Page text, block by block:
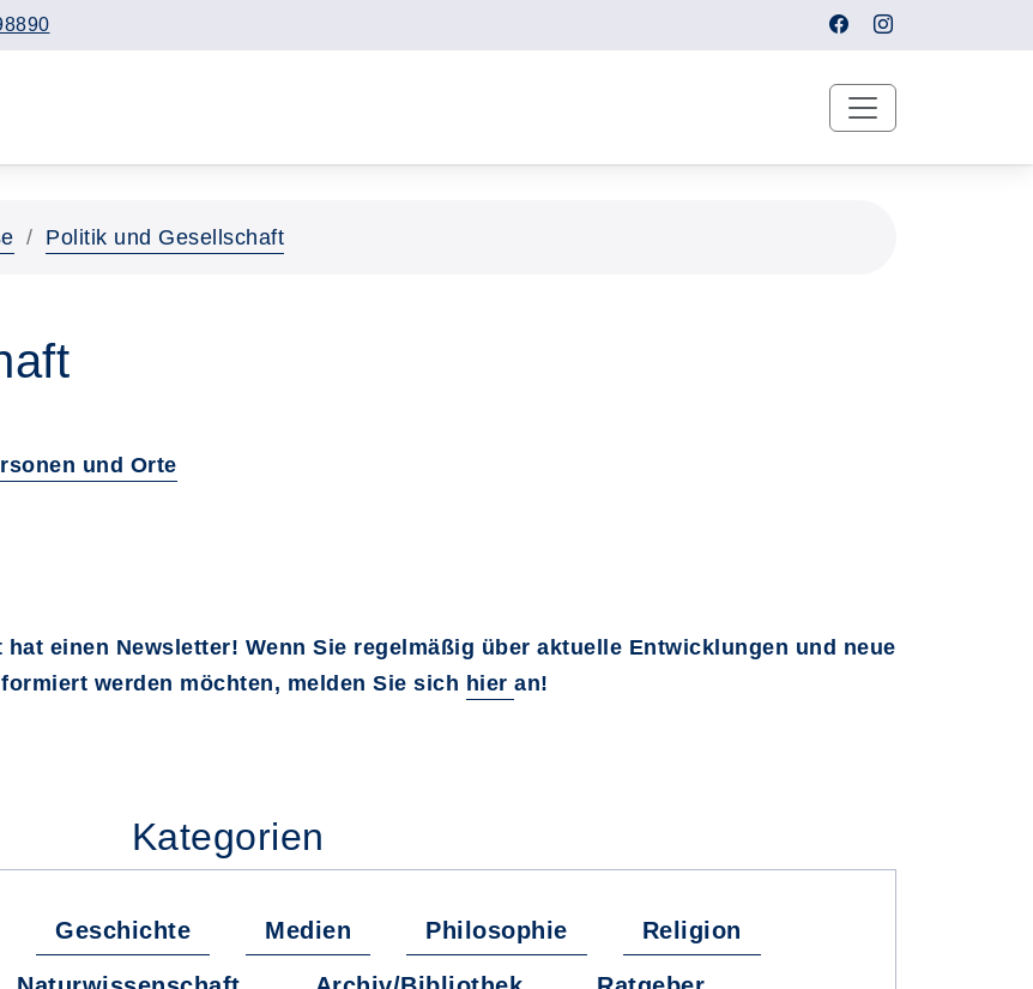
Politik und Gesellschaft
und Orte
einen Newsletter! Wenn Sie regelmäßig über aktuelle Entwicklungen und neue
werden möchten, melden Sie sich hier an!
Kategorien
Geschichte Medien Philosophie Religion